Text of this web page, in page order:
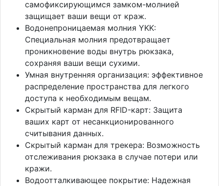
самофиксирующимся замком-молнией
защищает ваши вещи от краж.
Водонепроницаемая молния YKK:
Специальная молния предотвращает
проникновение воды внутрь рюкзака,
сохраняя ваши вещи сухими.
Умная внутренняя организация: эффективное
распределение пространства для легкого
доступа к необходимым вещам.
Скрытый карман для RFID-карт: Защита
ваших карт от несанкционированного
считывания данных.
Скрытый карман для трекера: Возможность
отслеживания рюкзака в случае потери или
кражи.
Водоотталкивающее покрытие: Надежная